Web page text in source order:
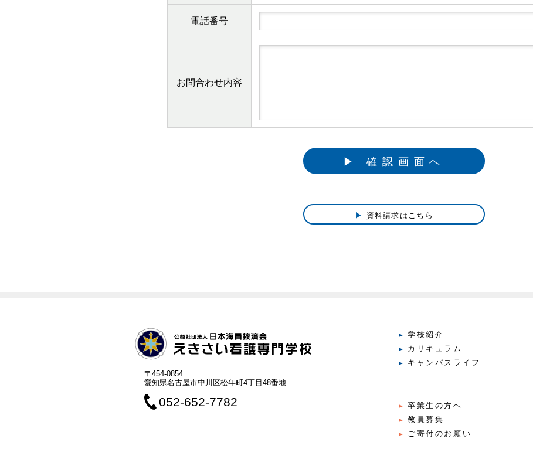
電話番号
お問合わせ内容
▶ 資料請求はこちら
〒454-0854
愛知県名古屋市中川区松年町4丁目48番地
052-652-7782
学校紹介
カリキュラム
キャンパスライフ
卒業生の方へ
教員募集
ご寄付のお願い